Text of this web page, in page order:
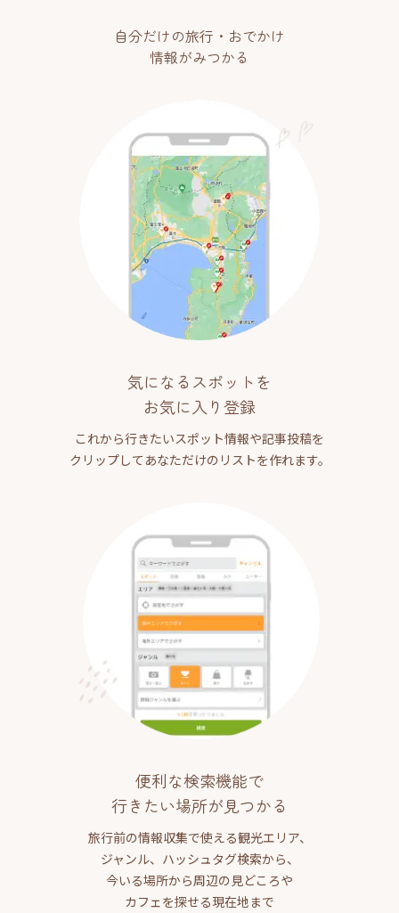
自分だけの旅行・おでかけ
情報がみつかる
気になるスポットを
お気に入り登録
これから行きたいスポット情報や記事投稿を
クリップしてあなただけのリストを作れます。
便利な検索機能で
行きたい場所が見つかる
旅行前の情報収集で使える観光エリア、
ジャンル、ハッシュタグ検索から、
今いる場所から周辺の見どころや
カフェを探せる現在地まで